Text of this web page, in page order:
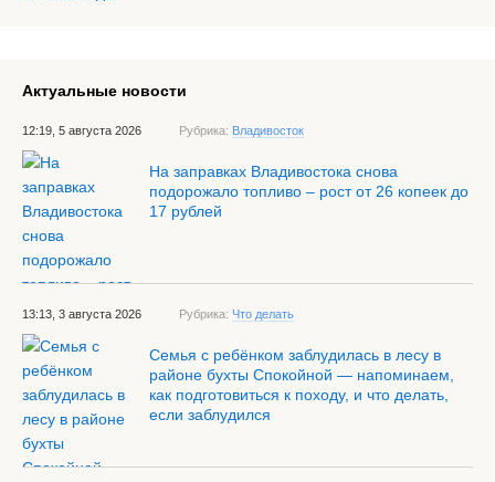
Актуальные новости
12:19, 5 августа 2026 Рубрика: Владивосток
На заправках Владивостока снова
подорожало топливо – рост от 26 копеек до
17 рублей
13:13, 3 августа 2026 Рубрика: Что делать
Семья с ребёнком заблудилась в лесу в
районе бухты Спокойной — напоминаем,
как подготовиться к походу, и что делать,
если заблудился